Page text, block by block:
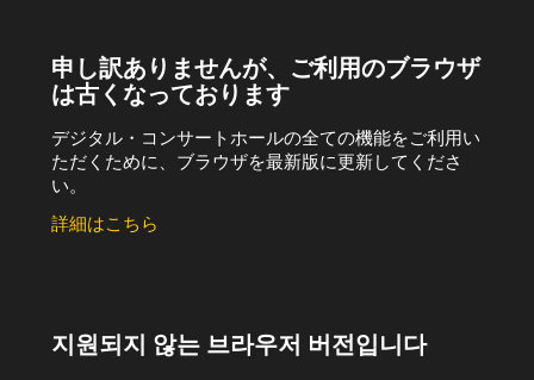
申し訳ありませんが、ご利用のブラウザ
は古くなっております
デジタル・コンサートホールの全ての機能をご利用い
ただくために、ブラウザを最新版に更新してくださ
い。
詳細はこちら
지원되지 않는 브라우저 버전입니다